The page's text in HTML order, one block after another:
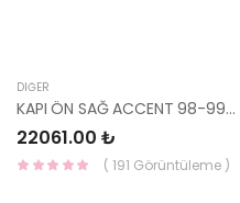
DIĞER
KAPI ÖN SAĞ ACCENT 98-99 76004-22520A-YS
22061.00 ₺
( 191 Görüntüleme )